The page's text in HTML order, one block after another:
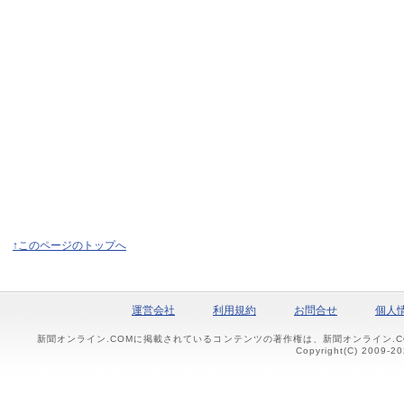
↑このページのトップへ
運営会社 利用規約 お問合せ 個人
新聞オンライン.COMに掲載されているコンテンツの著作権は、新聞オンライン
Copyright(C) 2009-